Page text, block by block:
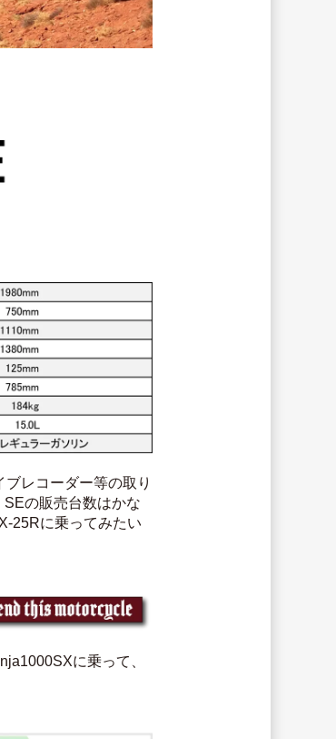
レコーダー等の取り
の販売台数はかな
25Rに乗ってみたい
に乗って、